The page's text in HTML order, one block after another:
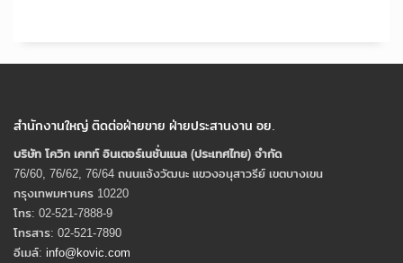
สำนักงานใหญ่ ติดต่อฝ่ายขาย ฝ่ายประสานงาน อย.
บริษัท โควิก เคทท์ อินเตอร์เนชั่นแนล (ประเทศไทย) จํากัด
76/60, 76/62, 76/64 ถนนแจ้งวัฒนะ แขวงอนุสาวรีย์ เขตบางเขน
กรุงเทพมหานคร 10220
โทร: 02-521-7888-9
โทรสาร: 02-521-7890
อีเมล์: info@kovic.com